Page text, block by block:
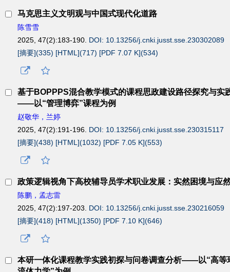
马克思主义文明观与中国式现代化道路
陈雪雪
2025, 47(2):183-190. DOI: 10.13256/j.cnki.jusst.sse.230302089
[摘要](335) [HTML](717) [PDF 7.07 K](534)
基于BOPPPS混合教学模式的课程思政建设路径探究与实
——以“管理博弈”课程为例
赵敬华，兰婷
2025, 47(2):191-196. DOI: 10.13256/j.cnki.jusst.sse.230315117
[摘要](438) [HTML](1032) [PDF 7.05 K](553)
政策逻辑视角下高校辅导员学术职业发展：实然困境与应
陈鹏，孟志雷
2025, 47(2):197-203. DOI: 10.13256/j.cnki.jusst.sse.230216059
[摘要](418) [HTML](1350) [PDF 7.10 K](646)
本研一体化课程教学实践初探与问卷调查分析——以“高等